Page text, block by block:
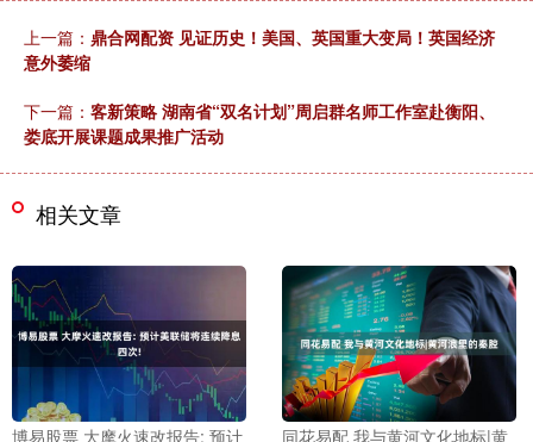
上一篇： 鼎合网配资 见证历史！美国、英国重大变局！英国经济
意外萎缩
下一篇： 客新策略 湖南省“双名计划”周启群名师工作室赴衡阳、
娄底开展课题成果推广活动
相关文章
博易股票 大摩火速改报告: 预计
同花易配 我与黄河文化地标|黄